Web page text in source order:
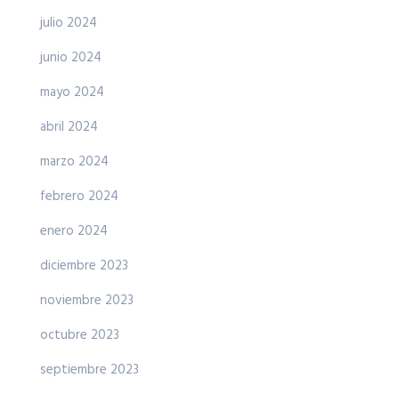
julio 2024
junio 2024
mayo 2024
abril 2024
marzo 2024
febrero 2024
enero 2024
diciembre 2023
noviembre 2023
octubre 2023
septiembre 2023